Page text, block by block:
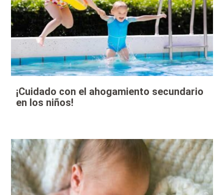
¡Cuidado con el ahogamiento secundario
en los niños!